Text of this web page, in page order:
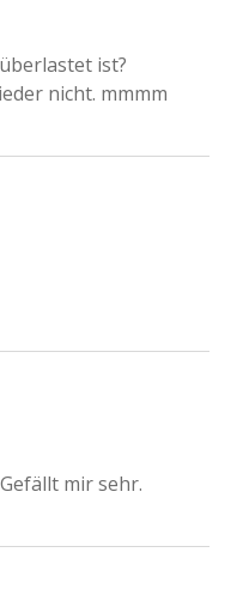
ist?
nicht. mmmm
mir sehr.